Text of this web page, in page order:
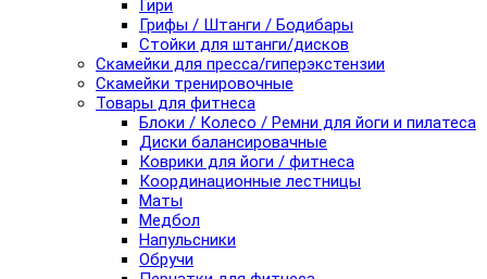
Гири
Грифы / Штанги / Бодибары
Стойки для штанги/дисков
Скамейки для пресса/гиперэкстензии
Скамейки тренировочные
Товары для фитнеса
Блоки / Колесо / Ремни для йоги и пилатеса
Диски балансировачные
Коврики для йоги / фитнеса
Координационные лестницы
Маты
Медбол
Напульсники
Обручи